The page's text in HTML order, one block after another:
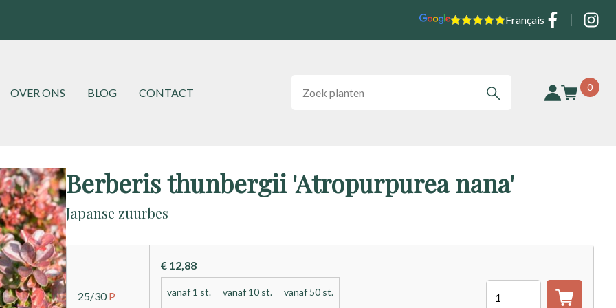
Français Social
0
Hoofdnavigatie
OVER ONS BLOG CONTACT
Berberis thunbergii 'Atropurpurea nana'
Japanse zuurbes
25/30P
€ 12,88
vanaf 1 st. vanaf 10 st. vanaf 50 st.